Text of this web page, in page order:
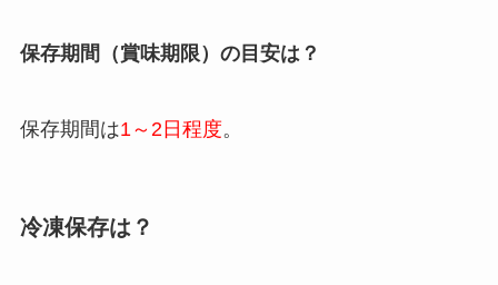
保存期間（賞味期限）の目安は？
保存期間は1～2日程度。
冷凍保存は？